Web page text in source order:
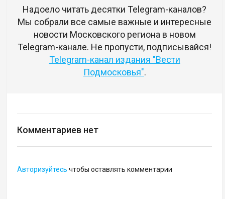
Надоело читать десятки Telegram-каналов?
Мы собрали все самые важные и интересные
новости Московского региона в новом
Telegram-канале. Не пропусти, подписывайся!
Telegram-канал издания "Вести
Подмосковья".
Комментариев нет
Авторизуйтесь чтобы оставлять комментарии